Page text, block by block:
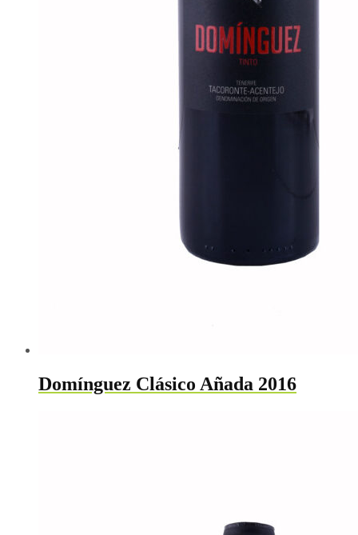
Domínguez Clásico Añada 2016